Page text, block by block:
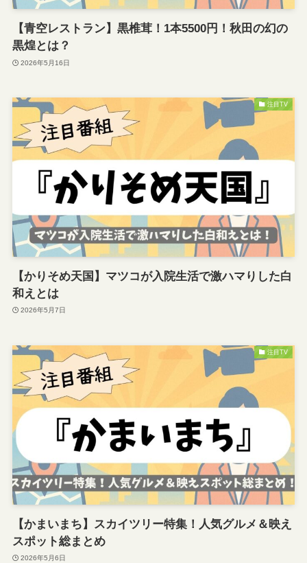
【青空レストラン】黒椎茸！1本5500円！秋田の幻の
黒煌とは？
2026年5月16日
注目TV
【かりそめ天国】マツコが入院生活で激ハマりした白
和えとは
2026年5月7日
注目TV
【かまいまち】スカイツリー特集！人気グルメ＆映え
スポット総まとめ
2026年5月6日